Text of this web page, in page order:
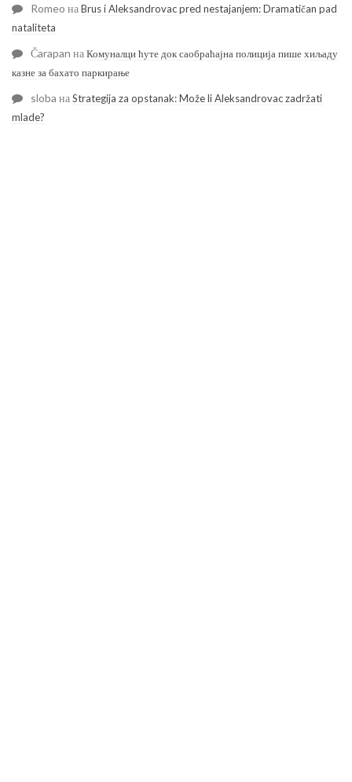
Romeo наBrus i Aleksandrovac pred nestajanjem: Dramatičan pad
nataliteta
Čarapan наКомуналци ћуте док саобраћајна полиција пише хиљаду
казне за бахато паркирање
sloba наStrategija za opstanak: Može li Aleksandrovac zadržati
mlade?